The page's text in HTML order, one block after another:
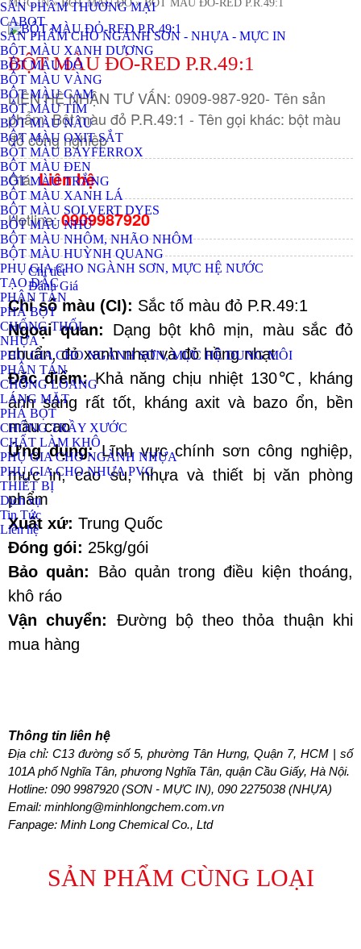
SẢN PHẨM THƯƠNG MẠI
CABOT
SẢN PHẨM CHO NGÀNH SƠN - NHỰA - MỰC IN
BỘT MÀU XANH DƯƠNG
BỘT MÀU ĐỎ
BỘT MÀU VÀNG
BỘT MÀU CAM
BỘT MÀU TÍM
BỘT MÀU NÂU
BỘT MÀU OXIT SẮT
BỘT MÀU BAYFERROX
BỘT MÀU ĐEN
BỘT MÀU TRẮNG
BỘT MÀU XANH LÁ
BỘT MÀU SOLVERT DYES
BỘT MÀU NHŨ
BỘT MÀU NHÔM, NHÃO NHÔM
BỘT MÀU HUỲNH QUANG
PHỤ GIA CHO NGÀNH SƠN, MỰC HỆ NƯỚC
TẠO ĐẶC
PHÂN TÁN
PHÁ BỌT
CHỐNG THỐI
NHỰA
PHỤ GIA CHO NGÀNH SƠN, MỰC HỆ DUNG MÔI
PHÂN TÁN
CHỐNG LOANG
LÁNG MẶT
PHÁ BỌT
CHỐNG TRẦY XƯỚC
CHẤT LÀM KHÔ
PHỤ GIA CHO NGÀNH NHỰA
PHỤ GIA CHO NHỰA PVC
THIẾT BỊ
Dịch vụ
Tin Tức
Liên hệ
MỰC IN » BỘT MÀU ĐỎ » BỘT MÀU ĐỎ-RED P.R.49:1
BỘT MÀU ĐỎ-RED P.R.49:1
LIÊN HỆ NHẬN TƯ VẤN: 0909-987-920- Tên sản
phẩm: Bột màu đỏ P.R.49:1 - Tên gọi khác: bột màu
đỏ công nghiệp
Giá:Liên hệ
Hotline:0909987920
Chi tiết
Đánh Giá
Chỉ số màu (CI): Sắc tố màu đỏ P.R.49:1
Ngoại quan:
Dạng bột khô mịn, màu sắc đỏ
chuẩn, đỏ xanh nhạt và đỏ hồng nhạt
Đặc điểm: Khả năng chịu nhiệt 130℃, kháng
ánh sáng rất tốt, kháng axit và bazo ổn, bền
màu cao
Ứng dụng: Lĩnh vực chính sơn công nghiệp,
mực in, cao su, nhựa và thiết bị văn phòng
phẩm
Xuất xứ: Trung Quốc
Đóng gói: 25kg/gói
Bảo quản:
Bảo quản trong điều kiện thoáng,
khô ráo
Vận chuyển:
Đường bộ theo thỏa thuận khi
mua hàng
Thông tin liên hệ
Địa chỉ: C13 đường số 5, phường Tân Hưng, Quận 7, HCM | số
101A phố Nghĩa Tân, phương Nghĩa Tân, quận Cầu Giấy, Hà Nội.
Hotline: 090 9987920 (SƠN - MỰC IN), 090 2275038 (NHỰA)
Email: minhlong@minhlongchem.com.vn
Fanpage: Minh Long Chemical Co., Ltd
SẢN PHẨM CÙNG LOẠI